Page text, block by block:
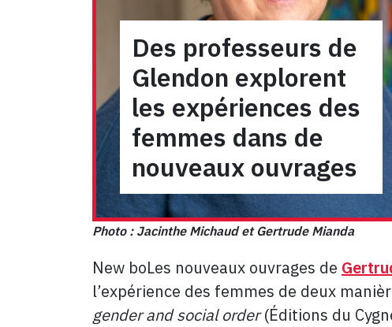
Des professeurs de
Glendon explorent
les expériences des
femmes dans de
nouveaux ouvrages
Photo : Jacinthe Michaud et Gertrude Mianda
New boLes nouveaux ouvrages de
l’expérience des femmes de deux
gender and social order(Éditions du